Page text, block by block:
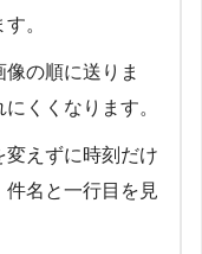
。
の順に送りま
くくなります。
変えずに時刻だけ
名と一行目を見